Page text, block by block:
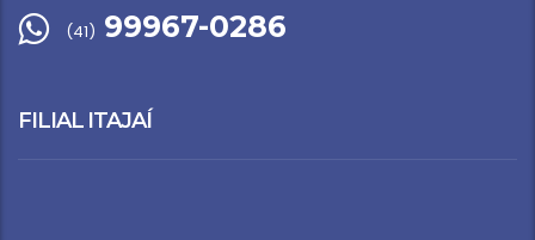
(41) 99967-0286
FILIAL ITAJAÍ